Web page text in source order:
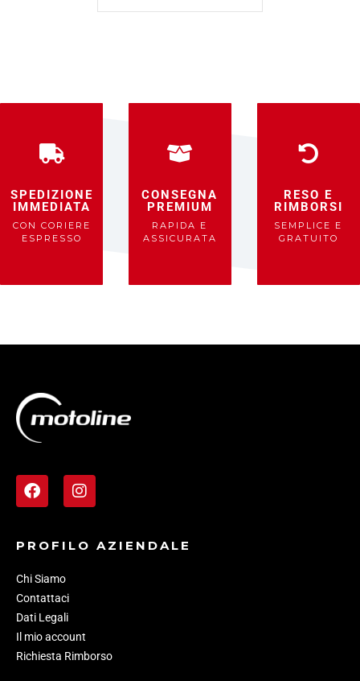
SPEDIZIONE
IMMEDIATA
CON CORIERE
ESPRESSO
CONSEGNA
PREMIUM
RAPIDA E
ASSICURATA
RESO E
RIMBORSI
SEMPLICE E
GRATUITO
PROFILO AZIENDALE
Chi Siamo
Contattaci
Dati Legali
Il mio account
Richiesta Rimborso